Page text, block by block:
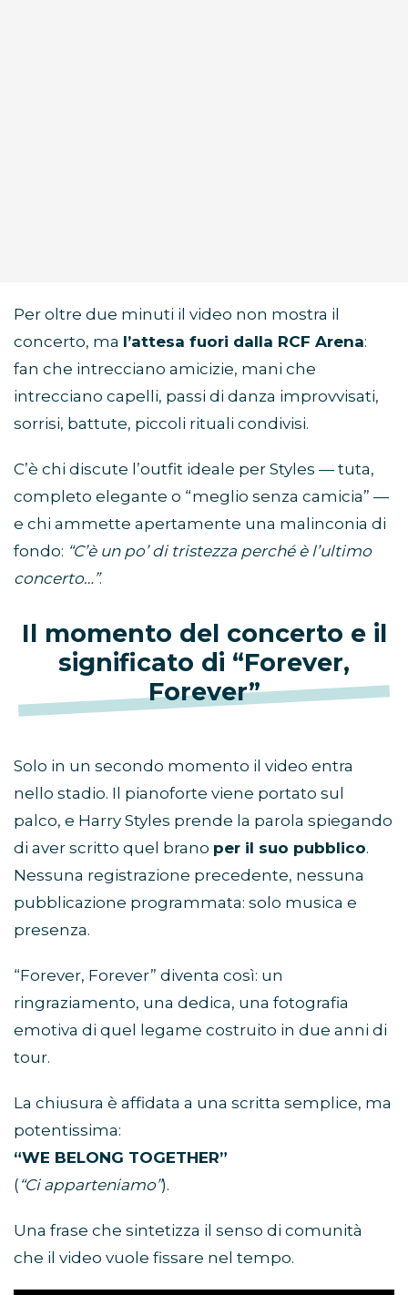
Per oltre due minuti il video non mostra il
concerto, ma l’attesa fuori dalla RCF Arena:
fan che intrecciano amicizie, mani che
intrecciano capelli, passi di danza improvvisati,
sorrisi, battute, piccoli rituali condivisi.
C’è chi discute l’outfit ideale per Styles — tuta,
completo elegante o “meglio senza camicia” —
e chi ammette apertamente una malinconia di
fondo: “C’è un po’ di tristezza perché è l’ultimo
concerto…”.
Il momento del concerto e il
significato di “Forever,
Forever”
Solo in un secondo momento il video entra
nello stadio. Il pianoforte viene portato sul
palco, e Harry Styles prende la parola spiegando
di aver scritto quel brano per il suo pubblico.
Nessuna registrazione precedente, nessuna
pubblicazione programmata: solo musica e
presenza.
“Forever, Forever” diventa così: un
ringraziamento, una dedica, una fotografia
emotiva di quel legame costruito in due anni di
tour.
La chiusura è affidata a una scritta semplice, ma
potentissima:
“WE BELONG TOGETHER”
( “Ci apparteniamo”).
Una frase che sintetizza il senso di comunità
che il video vuole fissare nel tempo.